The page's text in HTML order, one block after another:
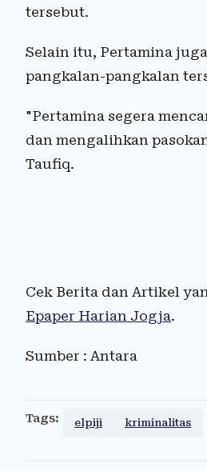
tersebut.
Selain itu, Pertamina
pangkalan-pangkalan
"Pertamina segera
dan mengalihkan
Taufiq.
Cek Berita dan Artikel
Epaper Harian Jogja.
Sumber : Antara
Tags: elpiji kriminalitas